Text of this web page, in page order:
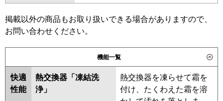
日立 RCB-GP280RSHW5
三菱重工
FDRV2806HD6S-sil
FDRV2806HD6S-ca
パナソニック PA-P280F7HVNC PA-P280F7HVC
東芝 GBSF28013MUB
RBSF28033MUB
RBSF28033MU RBSF28033M
日立 RCB-GP280RSHW3 RCB-
GP280RSHW2
RCB-GP280RSHW1
掲載以外の商品もお取り扱いできる場合がありますので、
お問い合わせください。
機能一覧
快適
性能
熱交換器「凍結洗
浄」
熱交換器を凍らせて霜を
付け、たくわえた霜を溶